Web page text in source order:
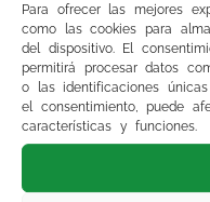
Para ofrecer las mejores
como las cookies para
del dispositivo. El
permitirá procesar datos
o las identificaciones
el consentimiento, puede
características y funciones.
Tras acordar con
aceptación de la
comenzar las
de las condiciones
SUSPENDE la